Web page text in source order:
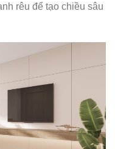
rêu để tạo chiều sâu